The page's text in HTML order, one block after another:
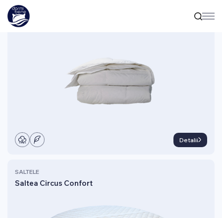
ACCESORII
Plapumă Pilota 550 gr
Detalii
SALTELE
Saltea Circus Confort